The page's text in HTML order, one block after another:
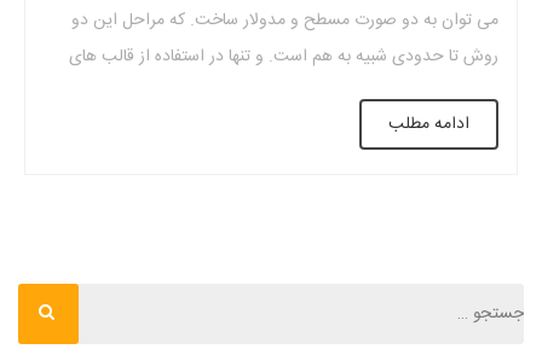
می توان به دو صورت مسطح و مدولار ساخت. که مراحل این دو
روش تا حدودی شبیه به هم است. و تنها در استفاده از قالب های
فلزی و تخته سه لا با هم تفاوت دارند. خوب است بدانید که در روش
ادامه مطلب